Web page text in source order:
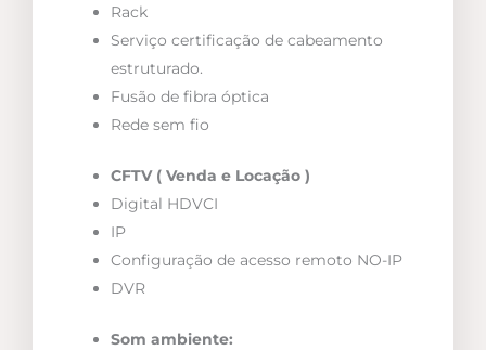
Rack
Serviço certificação de cabeamento
estruturado.
Fusão de fibra óptica
Rede sem fio
CFTV ( Venda e Locação )
Digital HDVCI
IP
Configuração de acesso remoto NO-IP
DVR
Som ambiente: